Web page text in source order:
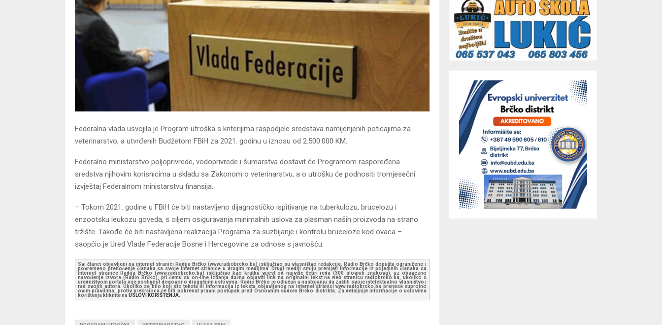
Federalna vlada usvojila je Program utroška s kriterijima raspodjele sredstava namijenjenih poticajima za
veterinarstvo, a utvrđenih Budžetom FBiH za 2021. godinu u iznosu od 2.500.000 KM.
Federalno ministarstvo poljoprivrede, vodoprivrede i šumarstva dostavit će Programom raspoređena
sredstva njihovim korisnicima u skladu sa Zakonom o veterinarstvu, a o utrošku će podnositi tromjesečni
izvještaj Federalnom ministarstvu finansija.
– Tokom 2021. godine u FBiH će biti nastavljeno dijagnostičko ispitivanje na tuberkulozu, brucelozu i
enzootsku leukozu goveda, s ciljem osiguravanja minimalnih uslova za plasman naših proizvoda na strano
tržište. Takođe će biti nastavljena realizacija Programa za suzbijanje i kontrolu bruceloze kod ovaca –
saopćio je Ured Vlade Federacije Bosne i Hercegovine za odnose s javnošću.
Svi članci objavljeni na internet stranici Radija Brčko (www.radiobrcko.ba) isključivo su vlasništvo redakcije. Radio Brčko dopušta ograničeno i
povremeno prenošenje članaka sa svoje internet stranice u drugim medijima. Drugi mediji smiju prenijeti informacije iz pojedinih članaka sa
Internet stranice Radija Brčko (www.radiobrcko.ba) isključivo kao kratku vijest od najviše četiri reda (300 slovnih znakova), uz obavezno
navođenje izvora (Radio Brčko), pri čemu su on-line izdanja dužna objaviti link na originalni tekst na web stranicu radiobrcko.ba, ukoliko s
uredništvom portala nije postignut dogovor o drugačijim uslovima. Radio Brčko je odlučan u nastojanju da zaštiti svoje intelektualno vlasništvo i
rad svojih autora. Ukoliko se bilo koji dio teksta ili informacija iz teksta objavljenog na internet stranici www.radiobrcko.ba prenese suprotno
ovim pravilima, protiv prekršioca će biti pokrenut pravni postupak pred Osnovnim sudom Brčko distrikta. Za detaljnije informacije o uslovima
korištenja kliknite na USLOVI KORIŠTENJA.